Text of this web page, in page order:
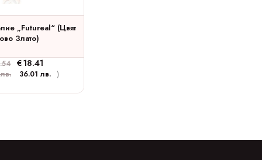
„Futureal“ (цвят
Злато)
€18.41
36.01 лв. )